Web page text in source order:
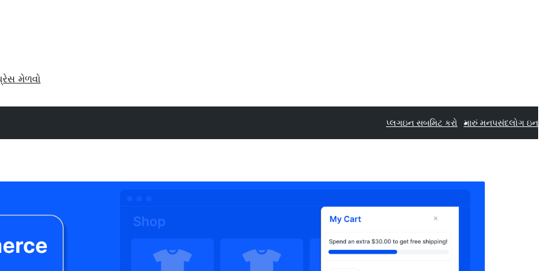
મેળવો
પ્લગઇન સબમિટ કરો મારું મનપસંદલોગ ઇન